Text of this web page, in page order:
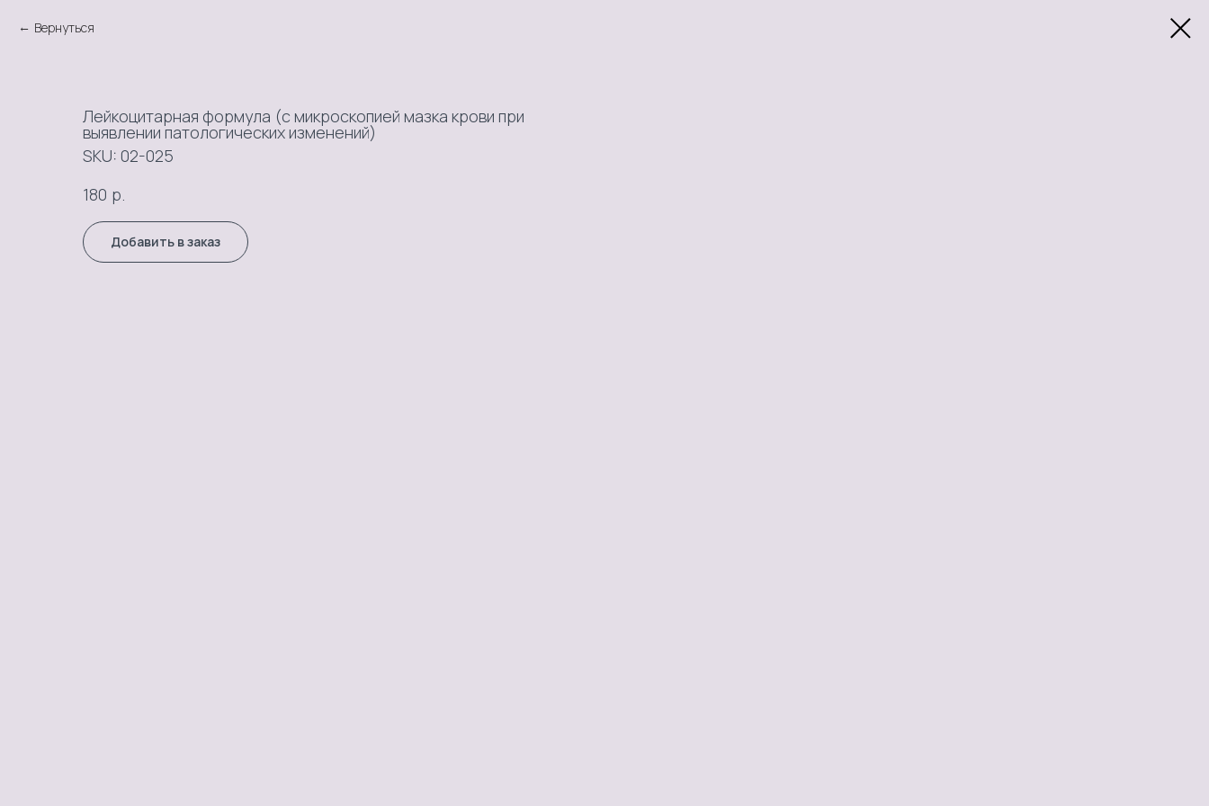
Вернуться
Лейкоцитарная формула (с микроскопией мазка крови при
выявлении патологических изменений)
SKU: 02-025
180 р.
Добавить в заказ